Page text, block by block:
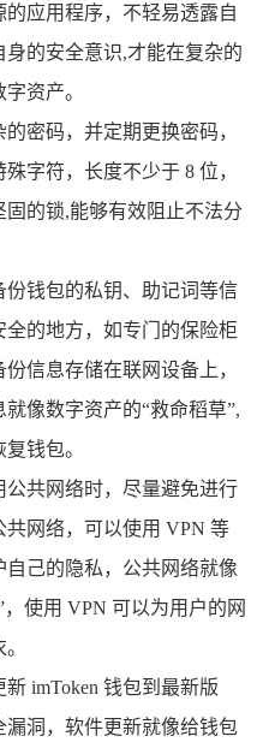
应用程序，不轻易透露自
的安全意识,才能在复杂的
资产。
的密码，并定期更换密码，
字符，长度不少于 8 位，
的锁,能够有效阻止不法分
份钱包的私钥、助记词等信
的地方，如专门的保险柜
信息存储在联网设备上，
像数字资产的“救命稻草”,
钱包。
公共网络时，尽量避免进行
网络，可以使用 VPN 等
己的隐私，公共网络就像
使用 VPN 可以为用户的网
新 imToken 钱包到最新版
洞，软件更新就像给钱包